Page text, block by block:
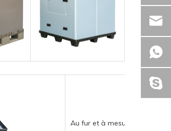
Au fur et à mesure que le